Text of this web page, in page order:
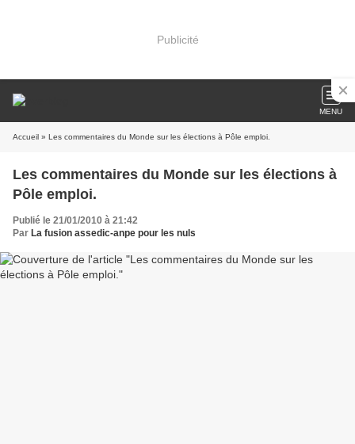
Publicité
MENU
Accueil » Les commentaires du Monde sur les élections à Pôle emploi.
Les commentaires du Monde sur les élections à
Pôle emploi.
Publié le 21/01/2010 à 21:42
Par La fusion assedic-anpe pour les nuls